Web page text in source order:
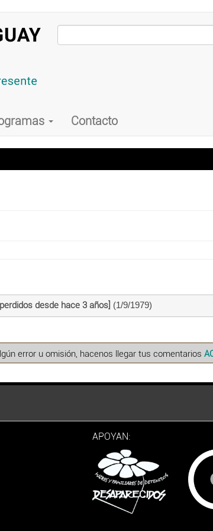
Contacto
desde hace 3 años] (1/9/1979)
error u omisión, hacenos llegar tus comentarios
APOYAN: